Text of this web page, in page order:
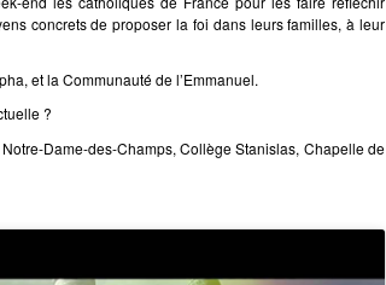
concrets de proposer la foi dans leurs familles, à leur
et la Communauté de l’Emmanuel.
?
Dame-des-Champs, Collège Stanislas, Chapelle de